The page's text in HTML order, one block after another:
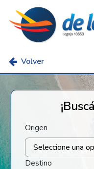
Volver
Origen
Seleccione una
Destino